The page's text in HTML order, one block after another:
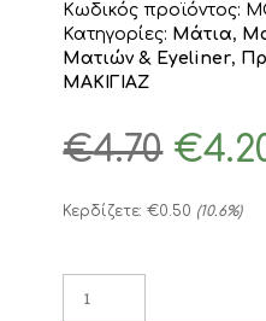
Κωδικός προϊόντος:
Κατηγορίες: Mάτια,
Ματιών & Eyeliner,
ΜΑΚΙΓΙΑΖ
€4.70
was:
€4.70.
€
Κερδίζετε:€0.50 (10.6%)